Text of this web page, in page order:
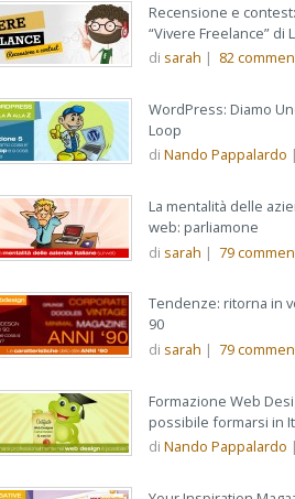
Recensione e
“Vivere Freelance” di
di sarah | 82
WordPress: Diamo
Loop
di Nando Pappalardo |
La mentalità delle
web: parliamone
di sarah | 79
Tendenze: ritorna in
90
di sarah | 79
Formazione Web
possibile formarsi in
di Nando Pappalardo |